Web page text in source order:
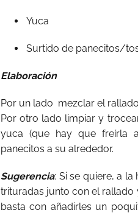
Yuca
Surtido de panecitos/
Elaboración
Por un lado mezclar el
Por otro lado limpiar y
yuca (que hay que freírla
panecitos a su alrededor.
Sugerencia: Si se quiere, a
trituradas junto con el rallado
basta con añadirles un